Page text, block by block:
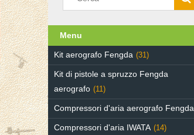
Menu
Kit aerografo Fengda (31)
Kit di pistole a spruzzo Fengda
aerografo (11)
Compressori d'aria aerografo Fengda
Compressori d'aria IWATA (14)